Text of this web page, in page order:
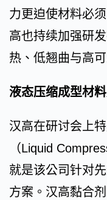
力更迫使材料必
高也持续加强研
热、低翘曲与高
液态压缩成型材
汉高在研讨会上
（Liquid
就是该公司针对
方案。汉高黏合